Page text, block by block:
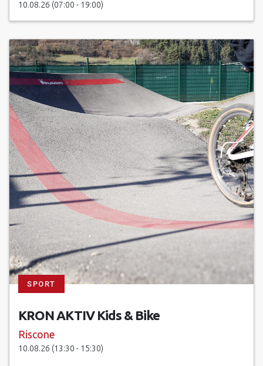
10.08.26 (07:00 - 19:00)
SPORT
KRON AKTIV Kids & Bike
Riscone
10.08.26 (13:30 - 15:30)